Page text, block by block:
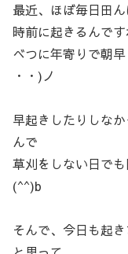
最近、ほぼ毎日田
時前に起きるんです
べつに年寄りで朝
・・)ノ
早起きしたりしな
んで
草刈をしない日で
(^^)b
そんで、今日も起